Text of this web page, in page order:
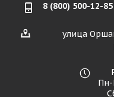
8 (800) 500-12-85
улица
Пн-